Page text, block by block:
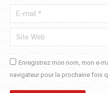
E-mail *
Site Web
Enregistrez mon nom, mon e-
navigateur pour la prochaine fois